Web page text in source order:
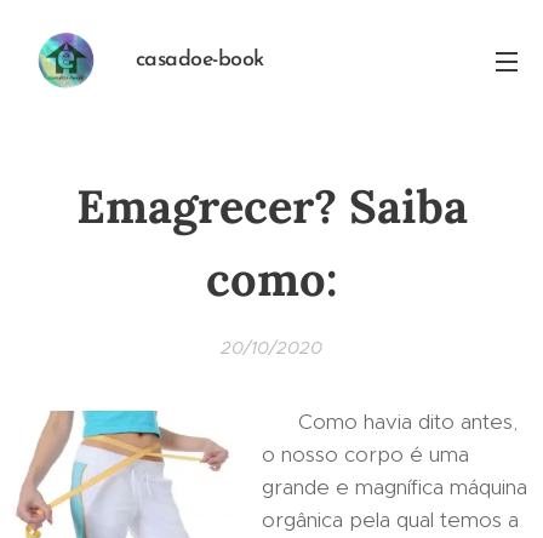
casadoe-book
Emagrecer? Saiba
como:
20/10/2020
Como havia dito antes,
o nosso corpo é uma
grande e magnífica máquina
orgânica pela qual temos a